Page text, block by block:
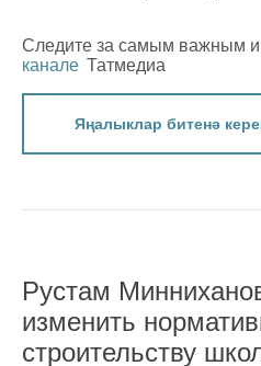
Следите за самым важным
канале Татмедиа
Яңалыклар битенә
Рустам
изменить
строительству